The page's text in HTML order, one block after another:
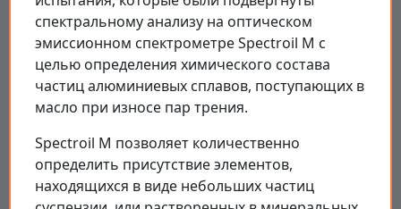
спектральному анализу на оптическом
эмиссионном спектрометре Spectroil M с
целью определения химического состава
частиц алюминиевых сплавов, поступающих в
масло при износе пар трения.
Spectroil M позволяет количественно
определить присутствие элементов,
находящихся в виде небольших частиц